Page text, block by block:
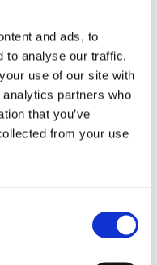
and ads, to
to analyse our traffic.
use of our site with
partners who
that you’ve
from your use
ineffizient investiert.